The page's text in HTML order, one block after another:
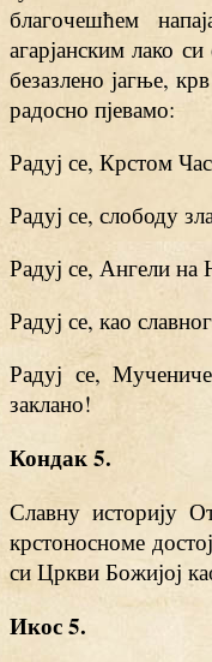
благочешћем
агарјанским лако
безазлено јагње,
радосно пјевамо:
Радуј се, Крстом
Радуј се, слободу
Радуј се, Ангели на
Радуј се, као
Радуј се,
заклано!
Кондак 5.
Славну историју
крстоносноме
си Цркви Божијој
Икос 5.